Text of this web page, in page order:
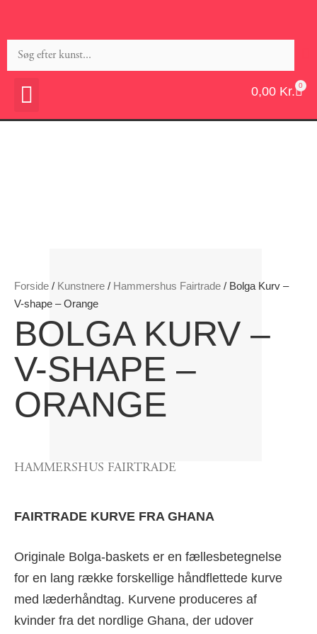
0,00 Kr. 0
Forside / Kunstnere / Hammershus Fairtrade / Bolga Kurv –
V-shape – Orange
BOLGA KURV –
V-SHAPE –
ORANGE
HAMMERSHUS FAIRTRADE
FAIRTRADE KURVE FRA GHANA
Originale Bolga-baskets er en fællesbetegnelse
for en lang række forskellige håndflettede kurve
med læderhåndtag. Kurvene produceres af
kvinder fra det nordlige Ghana, der udover